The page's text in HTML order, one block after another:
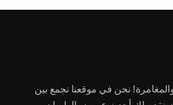
نحن في موقعنا نجمع بين